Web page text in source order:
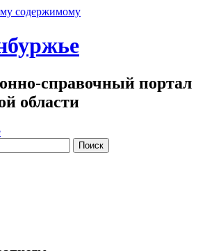
содержимому
справочный портал
области